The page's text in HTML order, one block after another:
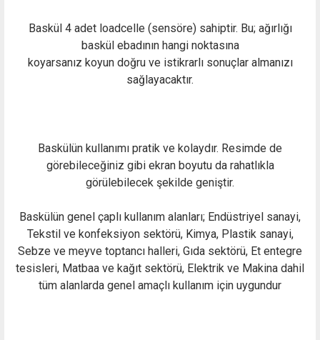
Baskül 4 adet loadcelle (sensöre) sahiptir. Bu; ağırlığı
baskül ebadının hangi noktasına
koyarsanız koyun doğru ve istikrarlı sonuçlar almanızı
sağlayacaktır.
Baskülün kullanımı pratik ve kolaydır. Resimde de
görebileceğiniz gibi ekran boyutu da rahatlıkla
görülebilecek şekilde geniştir.
Baskülün genel çaplı kullanım alanları; Endüstriyel sanayi,
Tekstil ve konfeksiyon sektörü, Kimya, Plastik sanayi,
Sebze ve meyve toptancı halleri, Gıda sektörü, Et entegre
tesisleri, Matbaa ve kağıt sektörü, Elektrik ve Makina dahil
tüm alanlarda genel amaçlı kullanım için uygundur